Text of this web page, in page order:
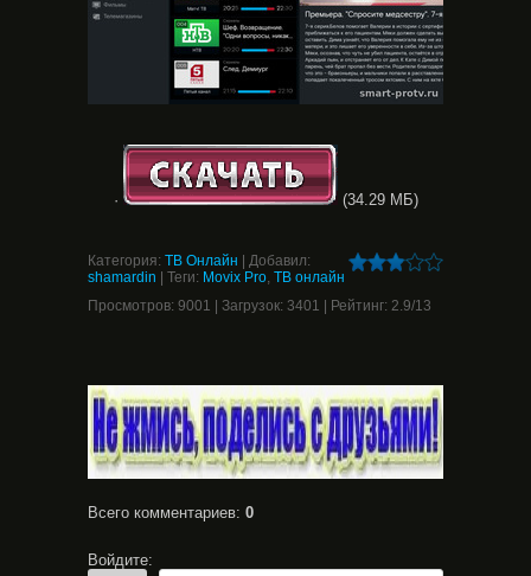
· (34.29 МБ)
Категория: ТВ Онлайн Добавил:
shamardin
Теги: Movix Pro, ТВ онлайн
Просмотров: 9001 Загрузок: 3401 Рейтинг: 2.9/13
Всего комментариев: 0
Войдите: